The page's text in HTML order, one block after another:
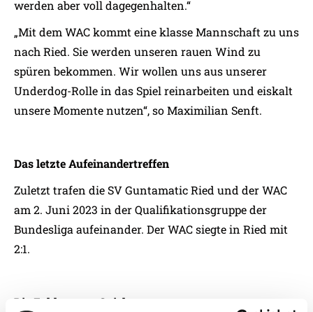
werden aber voll dagegenhalten.“
„Mit dem WAC kommt eine klasse Mannschaft zu uns
nach Ried. Sie werden unseren rauen Wind zu
spüren bekommen. Wir wollen uns aus unserer
Underdog-Rolle in das Spiel reinarbeiten und eiskalt
unsere Momente nutzen“, so Maximilian Senft.
Das letzte Aufeinandertreffen
Zuletzt trafen die SV Guntamatic Ried und der WAC
am 2. Juni 2023 in der Qualifikationsgruppe der
Bundesliga aufeinander. Der WAC siegte in Ried mit
2:1.
Die Zahlen zum Spiel